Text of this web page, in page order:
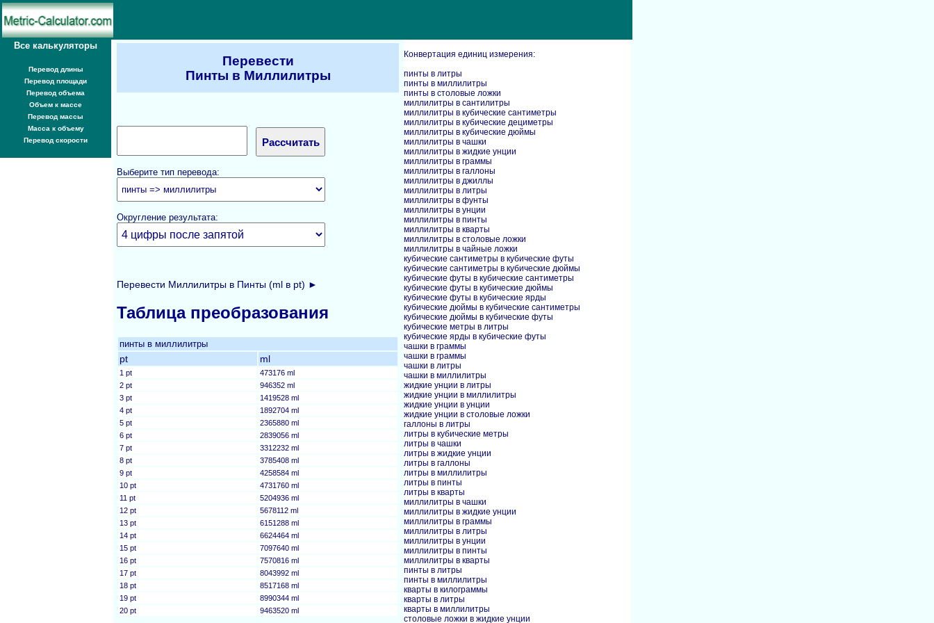
Все калькуляторы
Перевод длины
Перевод площади
Перевод объема
Объем к массе
Перевод массы
Масса к объему
Перевод скорости
Перевести
Пинты в Миллилитры
Выберите тип перевода:
Округление результата:
Перевести Миллилитры в Пинты (ml в pt) ►
Таблица преобразования
пинты в миллилитры
pt ml
1 pt
473176 ml
2 pt
946352 ml
3 pt
1419528 ml
4 pt
1892704 ml
5 pt
2365880 ml
6 pt
2839056 ml
7 pt
3312232 ml
8 pt
3785408 ml
9 pt
4258584 ml
10 pt
4731760 ml
11 pt
5204936 ml
12 pt
5678112 ml
13 pt
6151288 ml
14 pt
6624464 ml
15 pt
7097640 ml
16 pt
7570816 ml
17 pt
8043992 ml
18 pt
8517168 ml
19 pt
8990344 ml
20 pt
9463520 ml
Конвертация единиц измерения:
пинты в литры
пинты в миллилитры
пинты в столовые ложки
миллилитры в сантилитры
миллилитры в кубические сантиметры
миллилитры в кубические дециметры
миллилитры в кубические дюймы
миллилитры в чашки
миллилитры в жидкие унции
миллилитры в граммы
миллилитры в галлоны
миллилитры в джиллы
миллилитры в литры
миллилитры в фунты
миллилитры в унции
миллилитры в пинты
миллилитры в кварты
миллилитры в столовые ложки
миллилитры в чайные ложки
кубические сантиметры в кубические футы
кубические сантиметры в кубические дюймы
кубические футы в кубические сантиметры
кубические футы в кубические дюймы
кубические футы в кубические ярды
кубические дюймы в кубические сантиметры
кубические дюймы в кубические футы
кубические метры в литры
кубические ярды в кубические футы
чашки в граммы
чашки в граммы
чашки в литры
чашки в миллилитры
жидкие унции в литры
жидкие унции в миллилитры
жидкие унции в унции
жидкие унции в столовые ложки
галлоны в литры
литры в кубические метры
литры в чашки
литры в жидкие унции
литры в галлоны
литры в миллилитры
литры в пинты
литры в кварты
миллилитры в чашки
миллилитры в жидкие унции
миллилитры в граммы
миллилитры в литры
миллилитры в унции
миллилитры в пинты
миллилитры в кварты
пинты в литры
пинты в миллилитры
кварты в килограммы
кварты в литры
кварты в миллилитры
столовые ложки в жидкие унции